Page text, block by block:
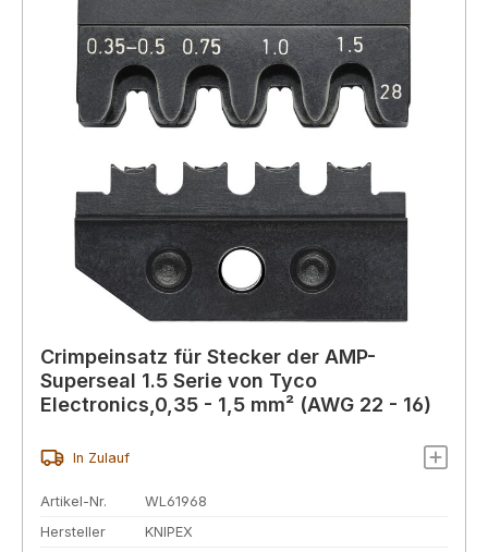
Crimpeinsatz für Stecker der AMP-
Superseal 1.5 Serie von Tyco
Electronics,0,35 - 1,5 mm² (AWG 22 - 16)
In Zulauf
Artikel-Nr.
WL61968
Hersteller
KNIPEX